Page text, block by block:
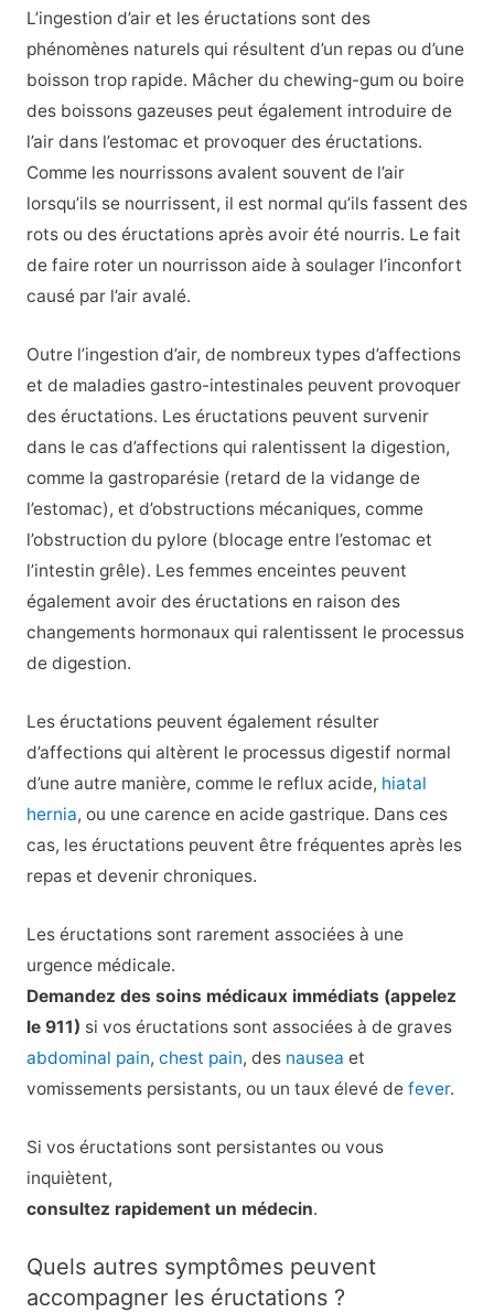
L’ingestion d’air et les éructations sont des
phénomènes naturels qui résultent d’un repas ou d’une
boisson trop rapide. Mâcher du chewing-gum ou boire
des boissons gazeuses peut également introduire de
l’air dans l’estomac et provoquer des éructations.
Comme les nourrissons avalent souvent de l’air
lorsqu’ils se nourrissent, il est normal qu’ils fassent des
rots ou des éructations après avoir été nourris. Le fait
de faire roter un nourrisson aide à soulager l’inconfort
causé par l’air avalé.
Outre l’ingestion d’air, de nombreux types d’affections
et de maladies gastro-intestinales peuvent provoquer
des éructations. Les éructations peuvent survenir
dans le cas d’affections qui ralentissent la digestion,
comme la gastroparésie (retard de la vidange de
l’estomac), et d’obstructions mécaniques, comme
l’obstruction du pylore (blocage entre l’estomac et
l’intestin grêle). Les femmes enceintes peuvent
également avoir des éructations en raison des
changements hormonaux qui ralentissent le processus
de digestion.
Les éructations peuvent également résulter
d’affections qui altèrent le processus digestif normal
d’une autre manière, comme le reflux acide, hiatal
hernia, ou une carence en acide gastrique. Dans ces
cas, les éructations peuvent être fréquentes après les
repas et devenir chroniques.
Les éructations sont rarement associées à une
urgence médicale.
Demandez des soins médicaux immédiats (appelez
le 911) si vos éructations sont associées à de graves
abdominal pain, chest pain, des nausea et
vomissements persistants, ou un taux élevé de fever.
Si vos éructations sont persistantes ou vous
inquiètent,
consultez rapidement un médecin.
Quels autres symptômes peuvent
accompagner les éructations ?